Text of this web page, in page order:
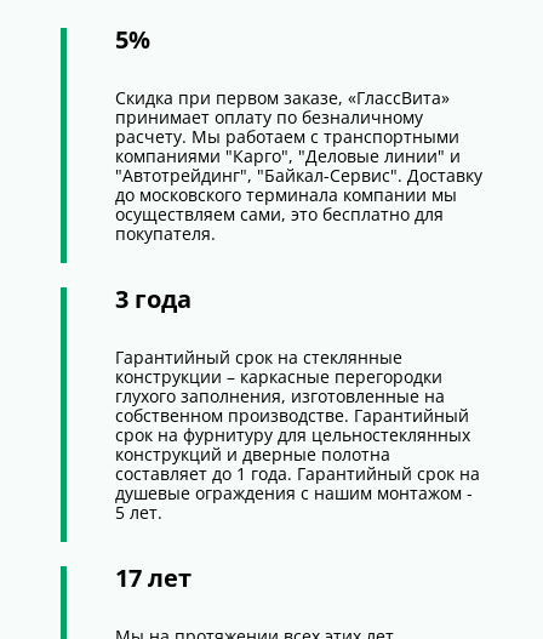
5%
Скидка при первом заказе, «ГлассВита»
принимает оплату по безналичному
расчету. Мы работаем с транспортными
компаниями "Карго", "Деловые линии" и
"Автотрейдинг", "Байкал-Сервис". Доставку
до московского терминала компании мы
осуществляем сами, это бесплатно для
покупателя.
3 года
Гарантийный срок на стеклянные
конструкции – каркасные перегородки
глухого заполнения, изготовленные на
собственном производстве. Гарантийный
срок на фурнитуру для цельностеклянных
конструкций и дверные полотна
составляет до 1 года. Гарантийный срок на
душевые ограждения с нашим монтажом -
5 лет.
17 лет